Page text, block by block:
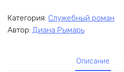
Категория: Служебный роман
Автор: Диана Рымарь
Описание